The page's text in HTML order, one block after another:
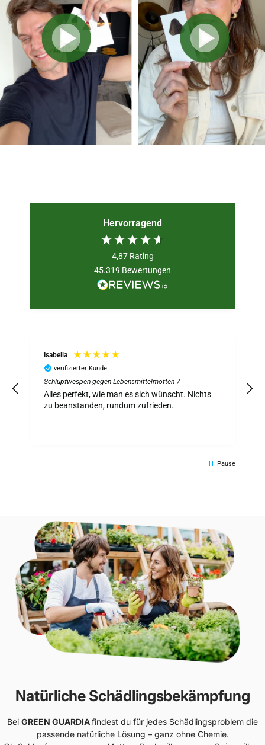
Hervorragend
4,87 Rating
45.319 Bewertungen
Isabella
verifizierter Kunde
Schlupfwespen gegen Lebensmittelmotten 7
Alles perfekt, wie man es sich wünscht. Nichts
zu beanstanden, rundum zufrieden.
Pause
Natürliche Schädlingsbekämpfung
Bei GREEN GUARDIAfindest du für jedes Schädlingsproblem die
passende natürliche Lösung – ganz ohne Chemie.